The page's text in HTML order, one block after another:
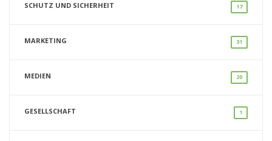
SCHUTZ UND SICHERHEIT 17
MARKETING 31
MEDIEN 20
GESELLSCHAFT 1